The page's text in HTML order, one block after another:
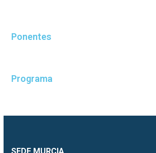
Ponentes
Programa